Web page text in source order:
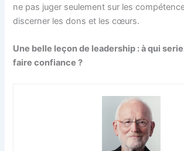
ne pas juger seulement sur les
discerner les dons et les cœurs.
Une belle leçon de leadership : à qui
faire confiance ?